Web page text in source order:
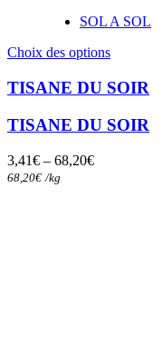
SOL A SOL
Choix des optionsCe
a
plusieurs
variations.
Les
TISANE DU SOIR
TISANE DU SOIR
3,41€ – 68,20€
68,20€ /kg